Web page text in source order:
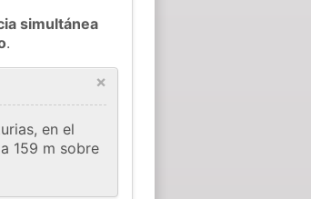
simultánea
.
×
en el
159 m sobre